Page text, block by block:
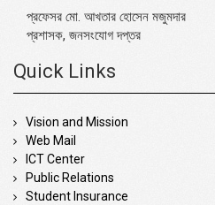
প্রফেসর মো. আখতার হোসেন মজুমদার
প্রশাসক, জনসংযোগ দপ্তর
Quick Links
Vision and Mission
Web Mail
ICT Center
Public Relations
Student Insurance